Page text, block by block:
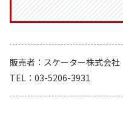
販売者
スケーター株式会社
TEL
03-5206-3931